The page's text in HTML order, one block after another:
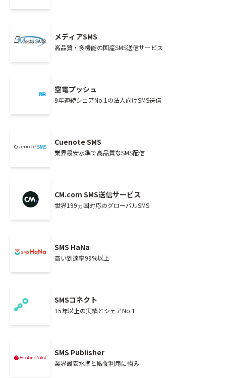
メディアSMS
高品質・多機能の国産SMS送信サービス
空電プッシュ
9年連続シェアNo.1の法人向けSMS送信
Cuenote SMS
業界最安水準で高品質なSMS配信
CM.com SMS送信サービス
世界199ヵ国対応のグローバルSMS
SMS HaNa
高い到達率99%以上
SMSコネクト
15年以上の実績とシェアNo.1
SMS Publisher
業界最安水準と販促利用に強み